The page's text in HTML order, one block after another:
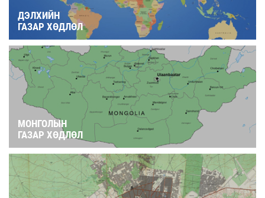
ДЭЛХИЙН
ГАЗАР ХӨДЛӨЛ
МОНГОЛЫН
ГАЗАР ХӨДЛӨЛ